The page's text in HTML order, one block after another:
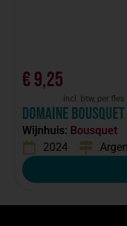
€9,25
incl. btw, per fles
Domaine
Wijnhuis: Bousquet
2024